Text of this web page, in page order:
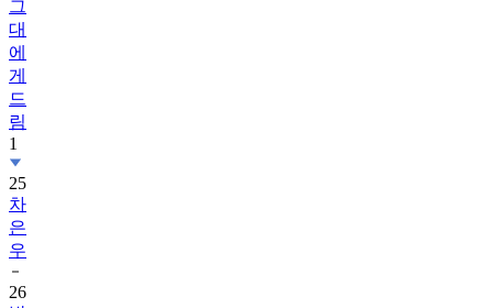
에
게
드
림
1
25
차
은
우
26
박
서